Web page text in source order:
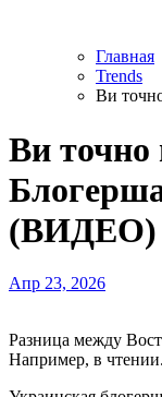
Главная
Trends
Ви
Ви точно
(ВИДЕО)
Апр 23, 2026
Разница между Востоком и Западом часто кроется в повседневных вещах, которые мы делаем, даже не задумываясь.
Например, в